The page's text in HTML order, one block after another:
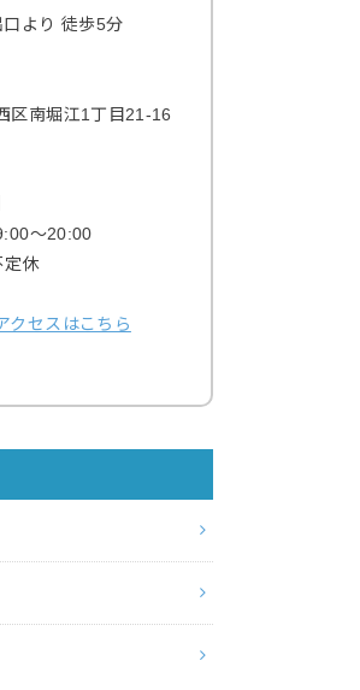
より 徒歩5分
区南堀江1丁目21-16
〜20:00
定休
クセスはこちら